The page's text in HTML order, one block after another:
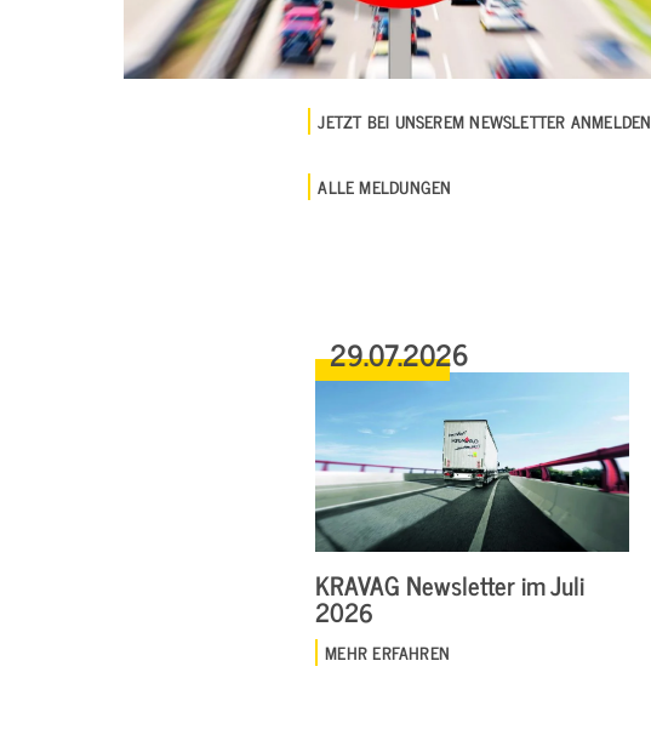
JETZT BEI UNSEREM NEWSLETTER ANMELDEN
ALLE MELDUNGEN
29.07.2026
KRAVAG Newsletter im Juli
2026
MEHR ERFAHREN